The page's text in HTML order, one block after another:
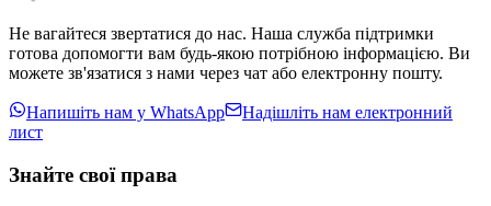
Не вагайтеся звертатися до нас. Наша служба підтримки
готова допомогти вам будь-якою потрібною інформацією. Ви
можете зв'язатися з нами через чат або електронну пошту.
Напишіть нам у WhatsApp
Надішліть нам електронний
лист
Знайте свої права